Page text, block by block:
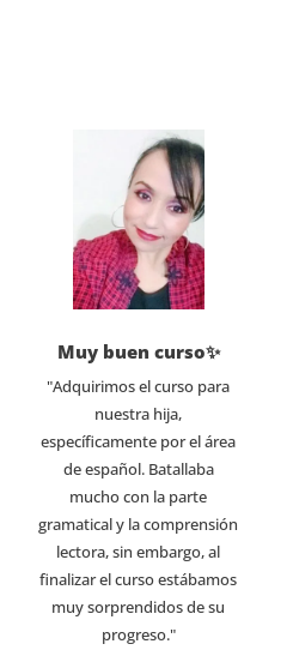
Muy buen curso✨
"Adquirimos el curso para
nuestra hija,
específicamente por el área
de español. Batallaba
mucho con la parte
gramatical y la comprensión
lectora, sin embargo, al
finalizar el curso estábamos
muy sorprendidos de su
progreso."